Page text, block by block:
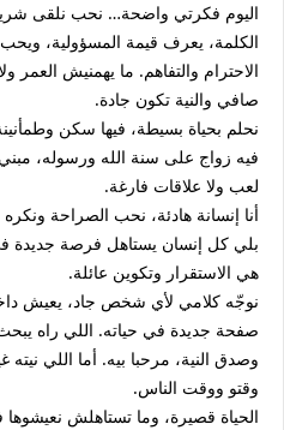
اليوم فكرتي واضحة… نحب نلقى
الكلمة، يعرف قيمة المسؤولية،
الاحترام والتفاهم. ما يهمنيش العمر
صافي والنية تكون جادة.
نحلم بحياة بسيطة، فيها سكن
فيه زواج على سنة الله ورسوله،
لعب ولا علاقات فارغة.
أنا إنسانة هادئة، نحب الصراحة
بلي كل إنسان يستاهل فرصة جديدة في
هي الاستقرار وتكوين عائلة.
نوجّه كلامي لأي شخص جاد، يعيش
صفحة جديدة في حياته. اللي راه
وصدق النية، مرحبا بيه. أما اللي
وقتو ووقت الناس.
الحياة قصيرة، وما تستاهلش نعيشوها